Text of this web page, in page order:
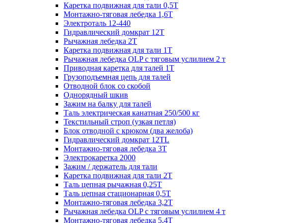
Каретка подвижная для тали 0,5Т
Монтажно-тяговая лебедка 1,6Т
Электроталь 12-440
Гидравлический домкрат 12Т
Рычажная лебедка 2Т
Каретка подвижная для тали 1Т
Рычажная лебедка OLP с тяговым услилием 2 т
Приводная каретка для талей 1Т
Грузоподъемная цепь для талей
Отводной блок со скобой
Однорядный шкив
Зажим на балку для талей
Таль электрическая канатная 250/500 кг
Текстильный строп (узкая петля)
Блок отводной с крюком (два желоба)
Гидравлический домкрат 12TL
Монтажно-тяговая лебедка 3Т
Электрокаретка 2000
Зажим / держатель для тали
Каретка подвижная для тали 2Т
Таль цепная рычажная 0,25Т
Таль цепная стационарная 0,5Т
Монтажно-тяговая лебедка 3,2Т
Рычажная лебедка OLP с тяговым услилием 4 т
Монтажно-тяговая лебедка 5,4Т